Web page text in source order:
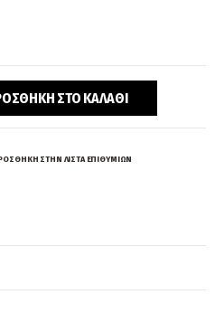
ΣΤΟ ΚΑΛΆΘΙ
ΣΤΗΝ ΛΊΣΤΑ ΕΠΙΘΥΜΙΏΝ